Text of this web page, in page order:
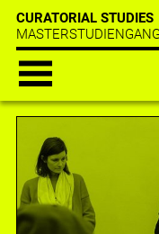
CURATORIAL STUDIES